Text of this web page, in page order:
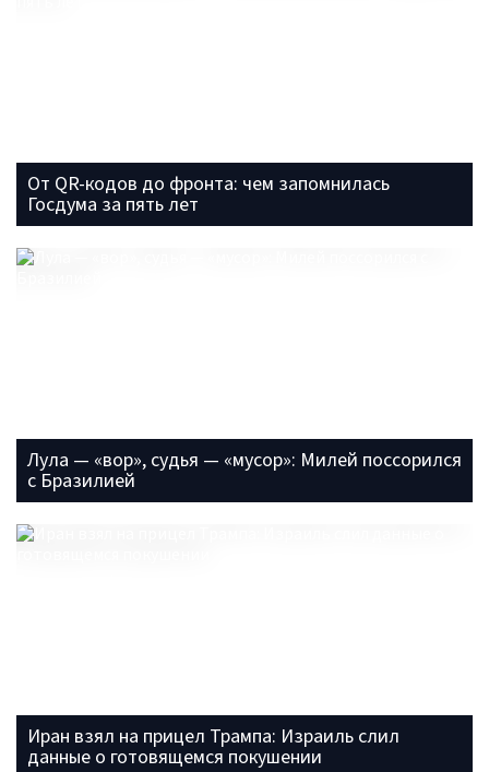
От QR-кодов до фронта: чем запомнилась
Госдума за пять лет
Лула — «вор», судья — «мусор»: Милей поссорился
с Бразилией
Иран взял на прицел Трампа: Израиль слил
данные о готовящемся покушении